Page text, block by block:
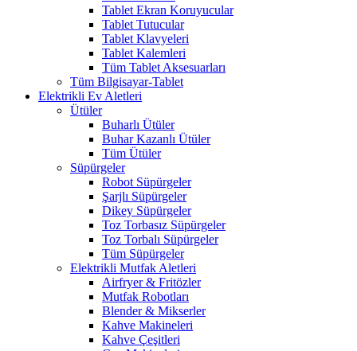
Tablet Ekran Koruyucular
Tablet Tutucular
Tablet Klavyeleri
Tablet Kalemleri
Tüm Tablet Aksesuarları
Tüm Bilgisayar-Tablet
Elektrikli Ev Aletleri
Ütüler
Buharlı Ütüler
Buhar Kazanlı Ütüler
Tüm Ütüler
Süpürgeler
Robot Süpürgeler
Şarjlı Süpürgeler
Dikey Süpürgeler
Toz Torbasız Süpürgeler
Toz Torbalı Süpürgeler
Tüm Süpürgeler
Elektrikli Mutfak Aletleri
Airfryer & Fritözler
Mutfak Robotları
Blender & Mikserler
Kahve Makineleri
Kahve Çeşitleri